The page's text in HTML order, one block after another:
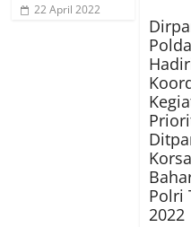
22 April 2022
Polri
2022